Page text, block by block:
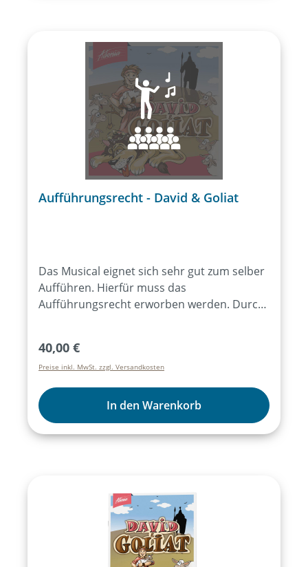
heimlichen Hauptrolle. Und man spürt, dass
dem Komponisten und Gründer von Adonia
Deutschland die Kinder noch wichtiger sind
als die Musik. „Wenn es uns gelingt, die uns
anvertrauten Kinder zu ermutigen und zu
stärken, haben wir ein großes Ziel erreicht“,
sagt er. Das gelingt mit dem Musical DAVID
+ GOLIAT auf jeden Fall. Das Adonia-Junior-
Musical 2018Markus Heusser12 Lieder und
kurze Theaterszenenab ca. 6 Jahren
Aufführungsrecht - David & Goliat
Das Musical eignet sich sehr gut zum selber
Aufführen. Hierfür muss das
Aufführungsrecht erworben werden. Durch
Aufführungsrecht für alle Aufführungen des
Musicals für ein Jahr erworben. Der Kauf des
Artikels „Aufführungsrecht“ ist dann nicht
mehr notwendig. Weitere Infos dazu
hier:Aufführungsrecht
Regulärer Preis:
40,00 €
Preise inkl. MwSt. zzgl. Versandkosten
In den Warenkorb